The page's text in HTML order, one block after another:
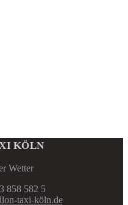
KÖLN
Wetter
858 582 5
taxi-köln.de